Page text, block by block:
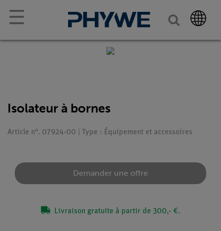
☰
Isolateur à bornes
Article n°. 07924-00 | Type : Équipement et accessoires
Demander une offre
Livraison gratuite à partir de 300,- €.